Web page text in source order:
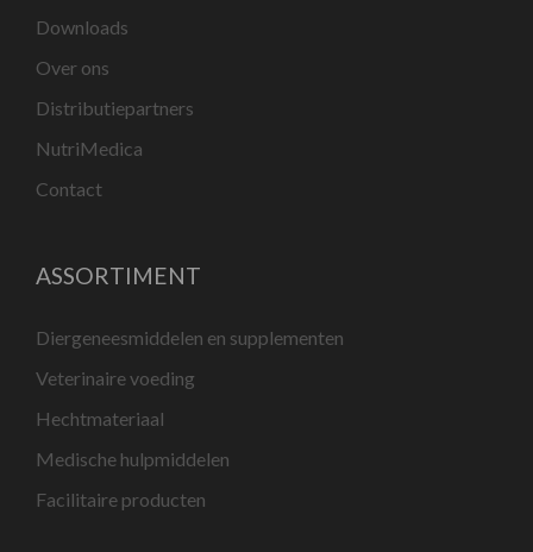
Downloads
Over ons
Distributiepartners
NutriMedica
Contact
ASSORTIMENT
Diergeneesmiddelen en supplementen
Veterinaire voeding
Hechtmateriaal
Medische hulpmiddelen
Facilitaire producten